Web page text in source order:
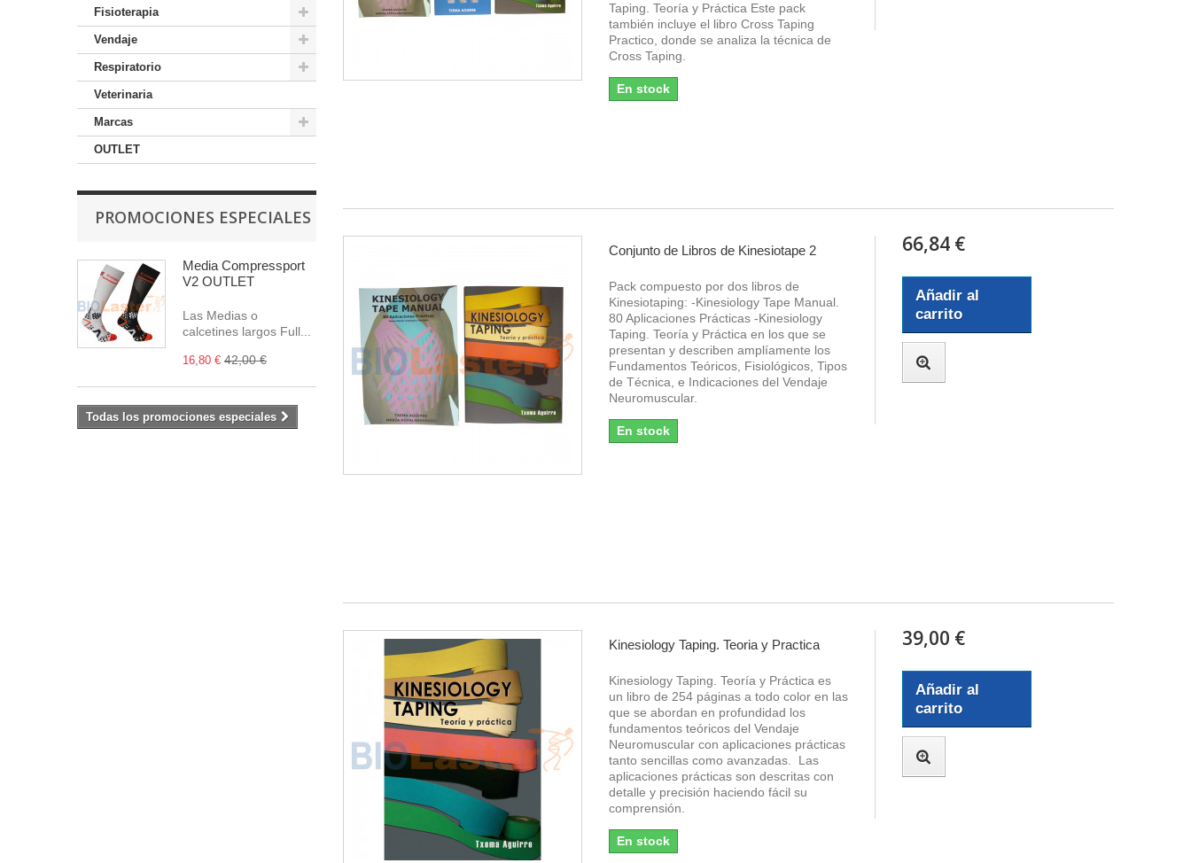
Fisioterapia
Vendaje
Respiratorio
Veterinaria
Marcas
OUTLET
PROMOCIONES ESPECIALES
Media Compressport
V2 OUTLET
Las Medias o
calcetines largos Full...
16,80 € 42,00 €
Todas los promociones especiales
Taping. Teoría y Práctica Este pack
también incluye el libro Cross Taping
Practico, donde se analiza la técnica de
Cross Taping.
En stock
Conjunto de Libros de Kinesiotape 2
Pack compuesto por dos libros de
Kinesiotaping: -Kinesiology Tape Manual.
80 Aplicaciones Prácticas -Kinesiology
Taping. Teoría y Práctica en los que se
presentan y describen amplíamente los
Fundamentos Teóricos, Fisiológicos, Tipos
de Técnica, e Indicaciones del Vendaje
Neuromuscular.
En stock
66,84 €
Añadir al
carrito
Kinesiology Taping. Teoria y Practica
Kinesiology Taping. Teoría y Práctica es
un libro de 254 páginas a todo color en las
que se abordan en profundidad los
fundamentos teóricos del Vendaje
Neuromuscular con aplicaciones prácticas
tanto sencillas como avanzadas. Las
aplicaciones prácticas son descritas con
detalle y precisión haciendo fácil su
comprensión.
En stock
39,00 €
Añadir al
carrito